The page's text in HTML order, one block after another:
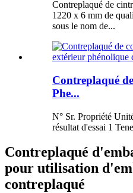
Contreplaqué de
1220 x 6 mm de
sous le nom de...
Contreplaqué
Phe...
N° Sr. Propriété
résultat d'essai 1
Contreplaqué
pour utilisation
contreplaqué